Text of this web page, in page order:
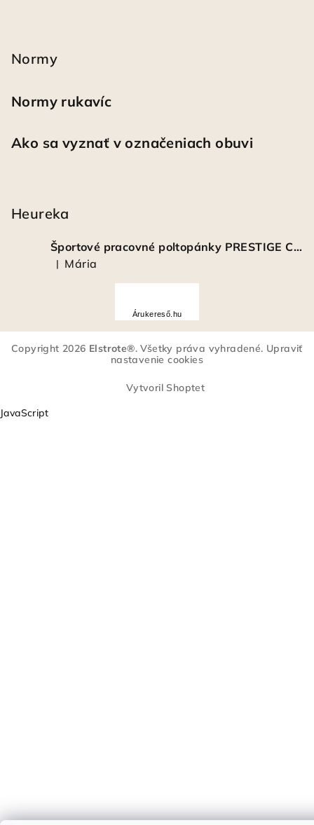
Normy
Normy rukavíc
Ako sa vyznať v označeniach obuvi
Heureka
Športové pracovné poltopánky PRESTIGE CLASSIC biele
Hodnotenie produktu je 5 z 5 hviezdičiek.
| Mária
u
e
Árukereső.hu
Copyright 2026 Elstrote®. Všetky práva vyhradené. Upraviť
nastavenie cookies
Vytvoril Shoptet
JavaScript